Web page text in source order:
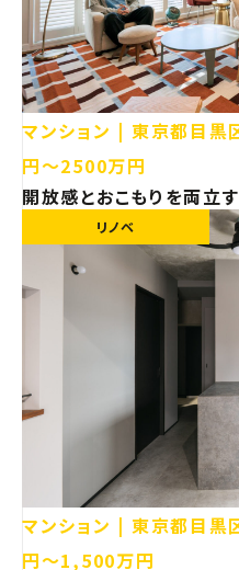
マンション 東京都目黒
円〜2500万円
開放感とおこもりを両立
設計した住まい【東京都
ション】
マンション 東京都目黒
円〜1,500万円
リノベ